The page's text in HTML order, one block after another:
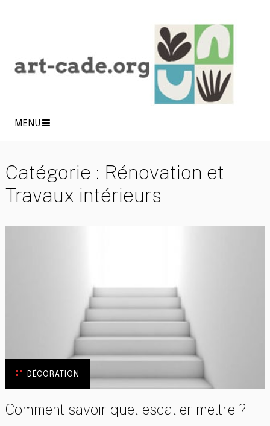
MENU
Catégorie : Rénovation et
Travaux intérieurs
DÉCORATION
Comment savoir quel escalier mettre ?